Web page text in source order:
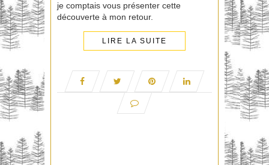
je comptais vous présenter cette
découverte à mon retour.
LIRE LA SUITE